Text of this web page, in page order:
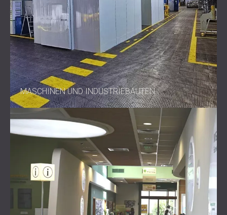
MASCHINEN UND INDUSTRIEBAUTEN